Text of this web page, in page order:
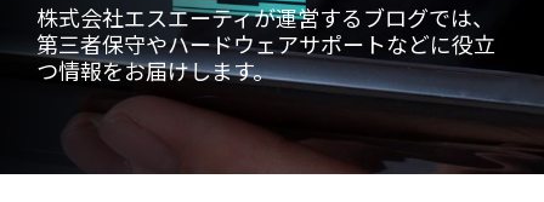
株式会社エスエーティが運営するブログでは、
第三者保守やハードウェアサポートなどに役立
つ情報をお届けします。